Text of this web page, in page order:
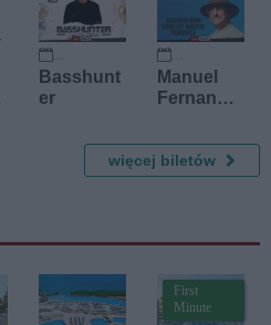
10 października 2026
Basshunt
er
11 października 2026
Manuel
Fernande
więcej biletów
First
Minute